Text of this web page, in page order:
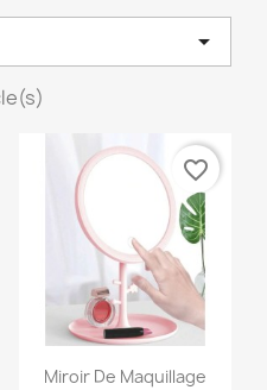

Miroir De Maquillage
favorite_border